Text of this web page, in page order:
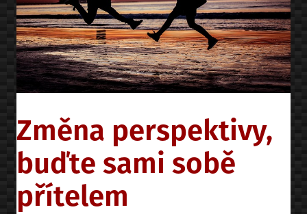
Změna perspektivy,
buďte sami sobě
přítelem